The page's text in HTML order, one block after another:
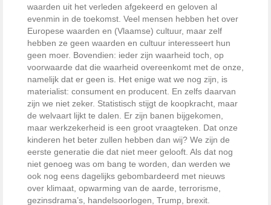
waarden uit het verleden afgekeerd en geloven al
evenmin in de toekomst. Veel mensen hebben het over
Europese waarden en (Vlaamse) cultuur, maar zelf
hebben ze geen waarden en cultuur interesseert hun
geen moer. Bovendien: ieder zijn waarheid toch, op
voorwaarde dat die waarheid overeenkomt met de onze,
namelijk dat er geen is. Het enige wat we nog zijn, is
materialist: consument en producent. En zelfs daarvan
zijn we niet zeker. Statistisch stijgt de koopkracht, maar
de welvaart lijkt te dalen. Er zijn banen bijgekomen,
maar werkzekerheid is een groot vraagteken. Dat onze
kinderen het beter zullen hebben dan wij? We zijn de
eerste generatie die dat niet meer gelooft. Als dat nog
niet genoeg was om bang te worden, dan werden we
ook nog eens dagelijks gebombardeerd met nieuws
over klimaat, opwarming van de aarde, terrorisme,
gezinsdrama’s, handelsoorlogen, Trump, brexit.